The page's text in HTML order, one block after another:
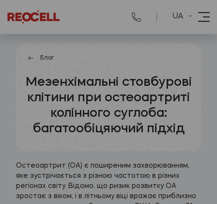
UA
Блог
Мезенхімальні стовбурові
клітини при остеоартриті
колінного суглоба:
багатообіцяючий підхід
Остеоартрит (ОА) є поширеним захворюванням,
яке зустрічається з різною частотою в різних
регіонах світу. Відомо, що ризик розвитку ОА
зростає з віком, і в літньому віці вражає приблизно